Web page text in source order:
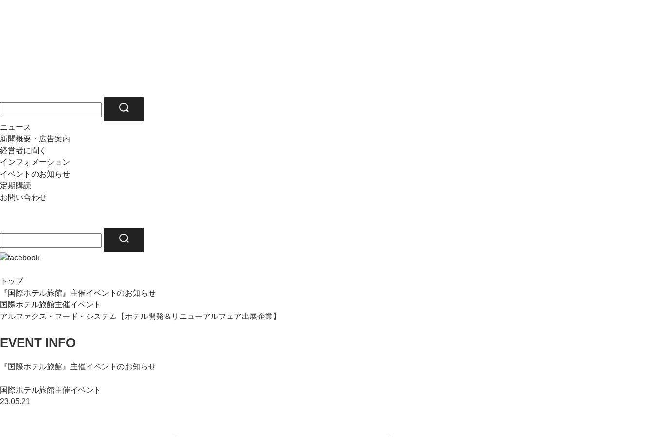
ニュース
新聞概要・広告案内
経営者に聞く
インフォメーション
イベントのお知らせ
定期購読
お問い合わせ
トップ
『国際ホテル旅館』主催イベントのお知らせ
国際ホテル旅館主催イベント
アルファクス・フード・システム【ホテル開発＆リニューアルフェア出展企業】
EVENT INFO
『国際ホテル旅館』主催イベントのお知らせ
国際ホテル旅館主催イベント
23.05.21